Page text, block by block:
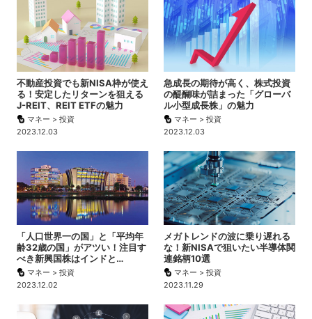
不動産投資でも新NISA枠が使え
る！安定したリターンを狙える
J-REIT、REIT ETFの魅力
マネー > 投資
2023.12.03
急成長の期待が高く、株式投資
の醍醐味が詰まった「グローバ
ル小型成長株」の魅力
マネー > 投資
2023.12.03
「人口世界一の国」と「平均年
齢32歳の国」がアツい！注目す
べき新興国株はインドと…
マネー > 投資
2023.12.02
メガトレンドの波に乗り遅れる
な！新NISAで狙いたい半導体関
連銘柄10選
マネー > 投資
2023.11.29